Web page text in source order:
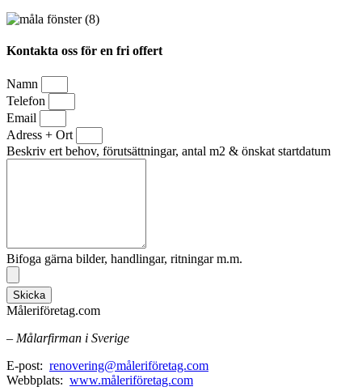
Kontakta oss för en fri offert
Namn
Telefon
Email
Adress + Ort
Beskriv ert behov, förutsättningar, antal m2 & önskat startdatum
Bifoga gärna bilder, handlingar, ritningar m.m.
Skicka
Måleriföretag.com
– Målarfirman i Sverige
E-post: renovering@måleriföretag.com
Webbplats: www.måleriföretag.com